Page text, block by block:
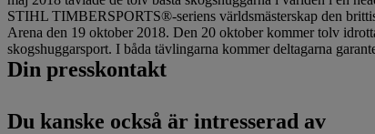
STIHL TIMBERSPORTS®-seriens världsmästerskap den
Arena den 19 oktober 2018. Den 20 oktober kommer tolv
skogshuggarsport. I båda tävlingarna kommer deltagarna
Din presskontakt
Du kanske också är intresserad av